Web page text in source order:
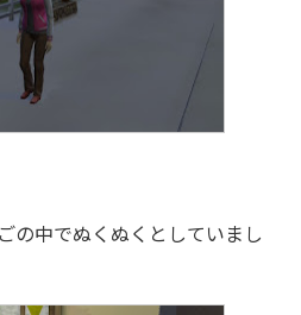
の中でぬくぬくとしていまし